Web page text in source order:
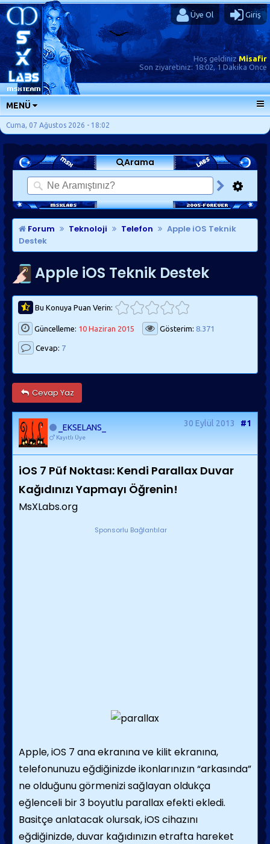
Üye Ol Giriş
Hoş geldinizMisafir
Son ziyaretiniz: 18:02, 1 Dakika Önce
MENÜ
ANA SAYFA
FORUMLAR
SORU-CEVAP
GÜNLÜKLER
SON MESAJLAR
KISAYOLLAR
Cuma, 07 Ağustos 2026 - 18:02
Arama
Forum Teknoloji Telefon
Apple iOS Teknik
Destek
Apple iOS Teknik Destek
Bu Konuya Puan Verin:
Güncelleme: 10 Haziran 2015 Gösterim: 8.371
Cevap: 7
Cevap Yaz
_EKSELANS_
Kayıtlı Üye
30 Eylül 2013 #1
iOS 7 Püf Noktası: Kendi Parallax Duvar
Kağıdınızı Yapmayı Öğrenin!
MsXLabs.org
Sponsorlu Bağlantılar
Apple, iOS 7 ana ekranına ve kilit ekranına,
telefonunuzu eğdiğinizde ikonlarınızın “arkasında”
ne olduğunu görmenizi sağlayan oldukça
eğlenceli bir 3 boyutlu parallax efekti ekledi.
Basitçe anlatacak olursak, iOS cihazını
eğdiğinizde, duvar kağıdınızın etrafta hareket